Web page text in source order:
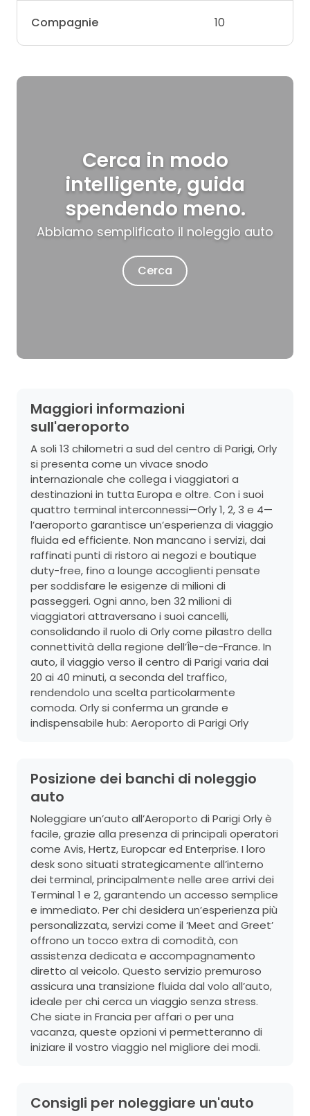
Compagnie 10
Cerca in modo
intelligente, guida
spendendo meno.
Abbiamo semplificato il noleggio auto
Cerca
Maggiori informazioni
sull'aeroporto
A soli 13 chilometri a sud del centro di Parigi, Orly
si presenta come un vivace snodo
internazionale che collega i viaggiatori a
destinazioni in tutta Europa e oltre. Con i suoi
quattro terminal interconnessi—Orly 1, 2, 3 e 4—
l’aeroporto garantisce un’esperienza di viaggio
fluida ed efficiente. Non mancano i servizi, dai
raffinati punti di ristoro ai negozi e boutique
duty-free, fino a lounge accoglienti pensate
per soddisfare le esigenze di milioni di
passeggeri. Ogni anno, ben 32 milioni di
viaggiatori attraversano i suoi cancelli,
consolidando il ruolo di Orly come pilastro della
connettività della regione dell’Île-de-France. In
auto, il viaggio verso il centro di Parigi varia dai
20 ai 40 minuti, a seconda del traffico,
rendendolo una scelta particolarmente
comoda. Orly si conferma un grande e
indispensabile hub: Aeroporto di Parigi Orly
Posizione dei banchi di noleggio
auto
Noleggiare un’auto all’Aeroporto di Parigi Orly è
facile, grazie alla presenza di principali operatori
come Avis, Hertz, Europcar ed Enterprise. I loro
desk sono situati strategicamente all’interno
dei terminal, principalmente nelle aree arrivi dei
Terminal 1 e 2, garantendo un accesso semplice
e immediato. Per chi desidera un’esperienza più
personalizzata, servizi come il ‘Meet and Greet’
offrono un tocco extra di comodità, con
assistenza dedicata e accompagnamento
diretto al veicolo. Questo servizio premuroso
assicura una transizione fluida dal volo all’auto,
ideale per chi cerca un viaggio senza stress.
Che siate in Francia per affari o per una
vacanza, queste opzioni vi permetteranno di
iniziare il vostro viaggio nel migliore dei modi.
Consigli per noleggiare un'auto